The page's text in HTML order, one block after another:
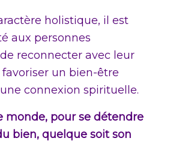
holistique, il est
aux personnes
reconnecter avec leur
un bien-être
connexion spirituelle.
monde, pour se détendre
bien, quelque soit son